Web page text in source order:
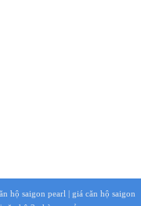
hộ saigon pearl | giá căn hộ saigon